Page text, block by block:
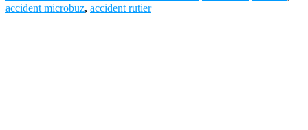
accident microbuz, accident rutier